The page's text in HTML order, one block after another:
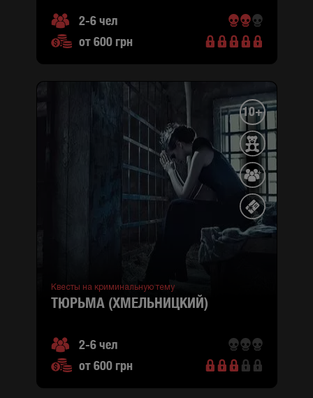
2-6 чел
от 600 грн
10+
Квесты на криминальную тему
ТЮРЬМА (ХМЕЛЬНИЦКИЙ)
2-6 чел
от 600 грн